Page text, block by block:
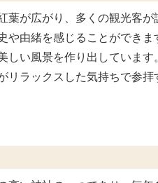
葉が広がり、多くの観光客が
由緒を感じることができま
い風景を作り出しています
ラックスした気持ちで参拝